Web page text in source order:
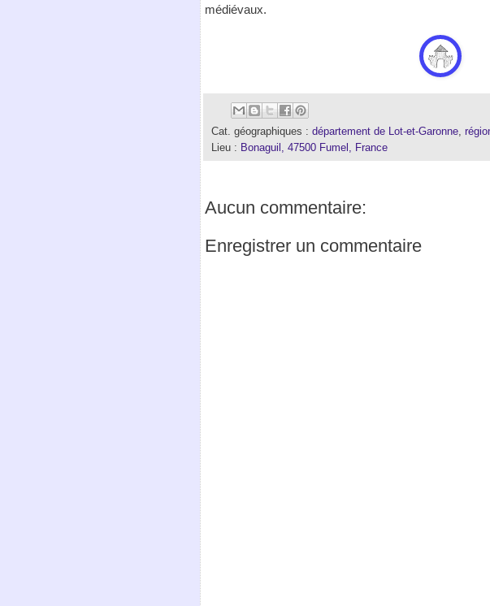
médiévaux.
Cat. géographiques : département de Lot-et-Garonne,
Lieu : Bonaguil, 47500 Fumel, France
Aucun commentaire:
Enregistrer un commentaire